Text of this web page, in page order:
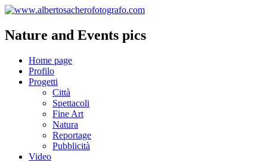
Nature and Events pics
Home page
Profilo
Progetti
Città
Spettacoli
Fine Art
Natura
Reportage
Pubblicità
Video